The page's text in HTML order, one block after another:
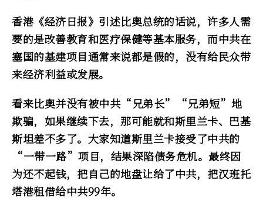
香港《经济日报》引述比奥总统的话说，许多人需
要的是改善教育和医疗保健等基本服务，而中共在
塞国的基建项目通常来说都是假的，没有给民众带
来经济利益或发展。
看来比奥并没有被中共“兄弟长”“兄弟短”地
欺骗，如果继续下去，那可能就和斯里兰卡、巴基
斯坦差不多了。大家知道斯里兰卡接受了中共的
“一带一路”项目，结果深陷债务危机。最终因
为还不起钱，把自己的地盘让给了中共，把汉班托
塔港租借给中共99年。